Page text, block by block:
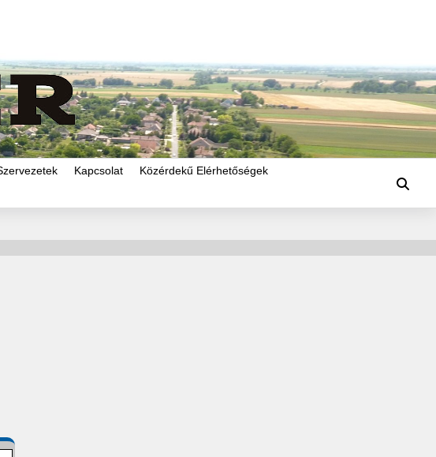
Kapcsolat
Közérdekű Elérhetőségek